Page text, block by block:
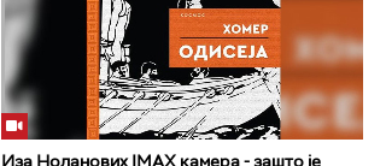
Иза Ноланових IMAX камера - зашто је